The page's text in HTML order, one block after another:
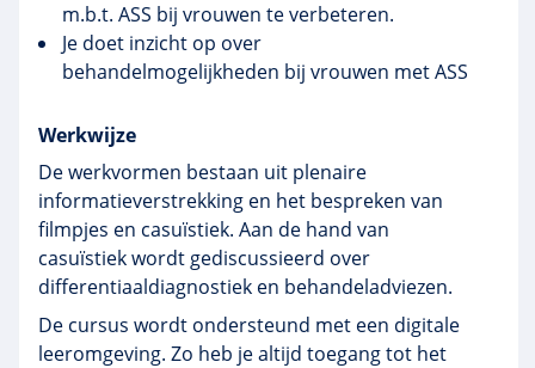
m.b.t. ASS bij vrouwen te verbeteren.
Je doet inzicht op over
behandelmogelijkheden bij vrouwen met ASS
Werkwijze
De werkvormen bestaan uit plenaire
informatieverstrekking en het bespreken van
filmpjes en casuïstiek. Aan de hand van
casuïstiek wordt gediscussieerd over
differentiaaldiagnostiek en behandeladviezen.
De cursus wordt ondersteund met een digitale
leeromgeving. Zo heb je altijd toegang tot het